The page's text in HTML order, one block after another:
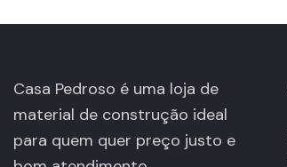
Casa Pedroso é uma loja de
material de construção ideal
para quem quer preço justo e